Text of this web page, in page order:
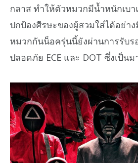
กลาส ทำให้ตัวหมวกมีน้ำหนักเบ
ปกป้องศีรษะของผู้สวมใส่ได้อย่า
หมวกกันน็อครุ่นนี้ยังผ่านการรับร
ปลอดภัย ECE และ DOT ซึ่งเป็น